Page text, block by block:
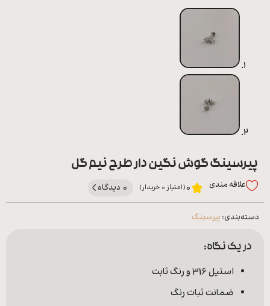
پیرسینگ گوش نگین دار طرح نیم گل
علاقه‌ مندی 0(امتیاز 0 خریدار) 0 دیدگاه
دسته‌بندی: پیرسینگ
در یک نگاه:
استیل 316 و رنگ ثابت
ضمانت ثبات رنگ